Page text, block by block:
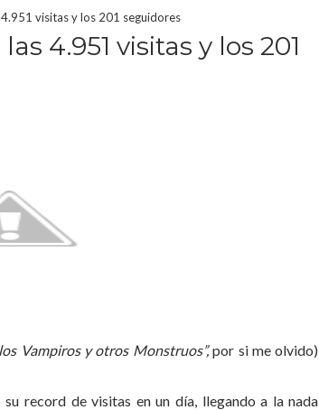
visitas y los 201 seguidores
4.951 visitas y los 201
Vampiros y otros Monstruos”,por si me olvido)
record de visitas en un día, llegando a la nada